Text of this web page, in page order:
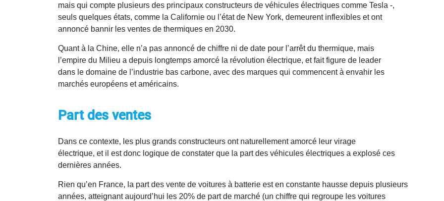
mais qui compte plusieurs des principaux constructeurs de véhicules électriques comme Tesla -,
seuls quelques états, comme la Californie ou l’état de New York, demeurent inflexibles et ont
annoncé bannir les ventes de thermiques en 2030.
Quant à la Chine, elle n’a pas annoncé de chiffre ni de date pour l’arrêt du thermique, mais
l’empire du Milieu a depuis longtemps amorcé la révolution électrique, et fait figure de leader
dans le domaine de l’industrie bas carbone, avec des marques qui commencent à envahir les
marchés européens et américains.
Part des ventes
Dans ce contexte, les plus grands constructeurs ont naturellement amorcé leur virage
électrique, et il est donc logique de constater que la part des véhicules électriques a explosé ces
dernières années.
Rien qu’en France, la part des vente de voitures à batterie est en constante hausse depuis plusieurs
années, atteignant aujourd’hui les 20% de part de marché (un chiffre qui regroupe les voitures